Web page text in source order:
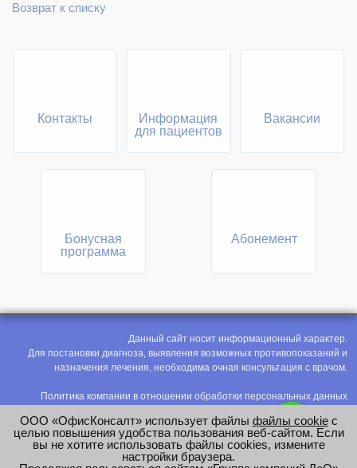
Возврат к списку
Контакты
Информация
для пациентов
Вакансии
Бонусная
программа
Абонемент
Данный сайт носит информационный характер.
Для постановки диагноза, выявления возможных противопоказаний и
назначения лечения, необходима очная консультация с врачом.
Политика компании в отношении обработки персональных данных
Соглашение на обработку персональных данных
Оценка труда
ООО «ОфисКонсалт» использует файлы файлы cookieс
целью повышения удобства пользования веб-сайтом. Если
вы не хотите использовать файлы cookies, измените
настройки браузера.